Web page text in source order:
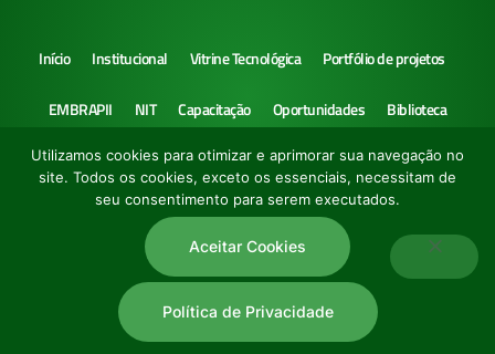
Início Institucional Vitrine Tecnológica Portfólio de projetos
EMBRAPII NIT Capacitação Oportunidades Biblioteca
Notícias
Polo de Inovação IFCE – |Termo de Uso
Copyright © 2022 Todos os direitos reservados.
Utilizamos cookies para otimizar e aprimorar sua navegação no
site. Todos os cookies, exceto os essenciais, necessitam de
seu consentimento para serem executados.
Aceitar Cookies
Política de Privacidade